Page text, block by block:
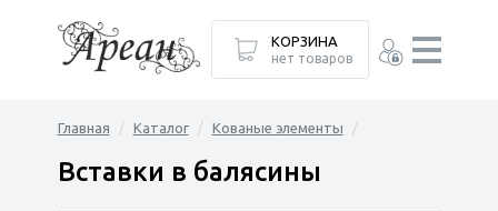
Главная Каталог Кованые элементы
Вставки в балясины
КОРЗИНА
нет товаров